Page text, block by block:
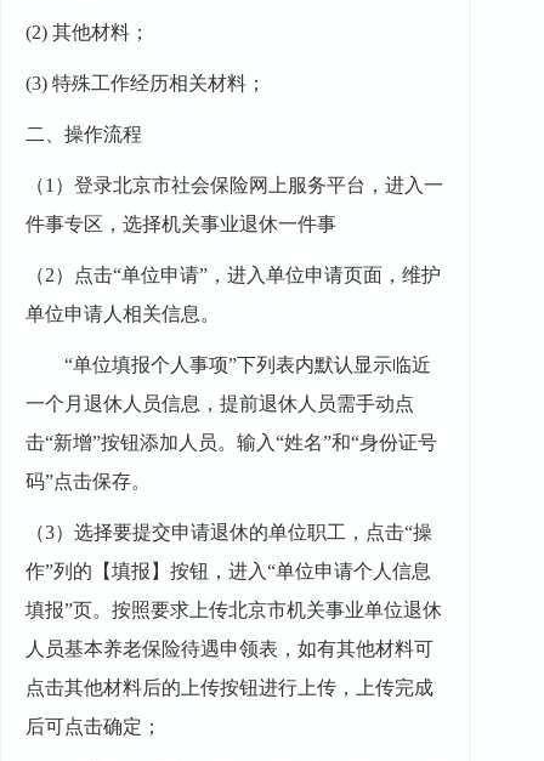
(2) 其他材料；
(3) 特殊工作经历相关材料；
二、 操作流程
（1） 登录北京市社会保险网上服务平台 ，进入一
件事专区 ，选择机关事业退休一件事
（2） 点击“单位申请”，进入单位申请页面，维护
单位申请人相关信息。
“单位填报个人事项”下列表内默认显示临近
一个月退休人员信息，提前退休人员需手动点
击“新增”按钮添加人员。输入“姓名”和“身份证号
码”点击保存。
（3） 选择要提交申请退休的单位职工，点击“操
作”列的【填报】按钮，进入“单位申请个人信息
填报”页。按照要求上传北京市机关事业单位退休
人员基本养老保险待遇申领表，如有其他材料可
点击其他材料后的上传按钮进行上传，上传完成
后可点击确定；